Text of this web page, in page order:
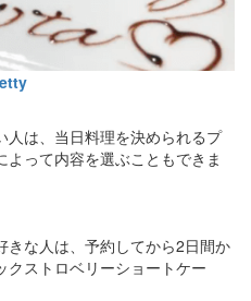
人は、当日料理を決められるプ
って内容を選ぶこともできま
きな人は、予約してから2日間か
クストロベリーショートケー